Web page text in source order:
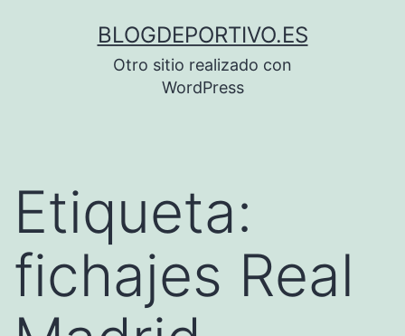
BLOGDEPORTIVO.ES
Otro sitio realizado con
WordPress
Etiqueta:
fichajes Real